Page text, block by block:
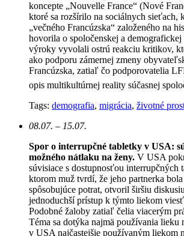
koncepte „Nouvelle France“ (Nové
ktoré sa rozšírilo na sociálnych sieťach,
„večného Francúzska“ založeného na
hovorila o spoločenskej a demografickej
výroky vyvolali ostrú reakciu kritikov,
ako podporu zámernej zmeny
Francúzska, zatiaľ čo podporovatelia
opis multikultúrnej reality súčasnej
Tags: demografia, migrácia, životné
08.07. – 15.07.
Spor o interrupčné tabletky v USA:
možného nátlaku na ženy. V USA
súvisiace s dostupnosťou interrupčných
ktorom muž tvrdí, že jeho partnerka
spôsobujúce potrat, otvoril širšiu
jednoduchší prístup k týmto liekom
Podobné žaloby zatiaľ čelia viacerým
Téma sa dotýka najmä používania lieku
v USA najčastejšie používaným liekom